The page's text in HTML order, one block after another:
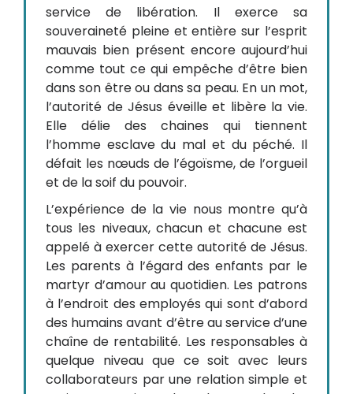
service de libération. Il exerce sa
souveraineté pleine et entière sur l’esprit
mauvais bien présent encore aujourd’hui
comme tout ce qui empêche d’être bien
dans son être ou dans sa peau. En un mot,
l’autorité de Jésus éveille et libère la vie.
Elle délie des chaines qui tiennent
l’homme esclave du mal et du péché. Il
défait les nœuds de l’égoïsme, de l’orgueil
et de la soif du pouvoir.
L’expérience de la vie nous montre qu’à
tous les niveaux, chacun et chacune est
appelé à exercer cette autorité de Jésus.
Les parents à l’égard des enfants par le
martyr d’amour au quotidien. Les patrons
à l’endroit des employés qui sont d’abord
des humains avant d’être au service d’une
chaîne de rentabilité. Les responsables à
quelque niveau que ce soit avec leurs
collaborateurs par une relation simple et